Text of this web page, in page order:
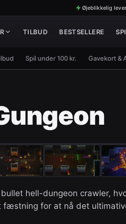
Øjeblikkelig
TILBUD BESTSELLERE
Spil under 100 kr. Gavekort &
hell-dungeon crawler,
for at nå det